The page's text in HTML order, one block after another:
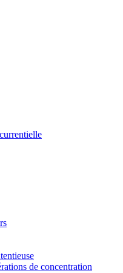
de concentration